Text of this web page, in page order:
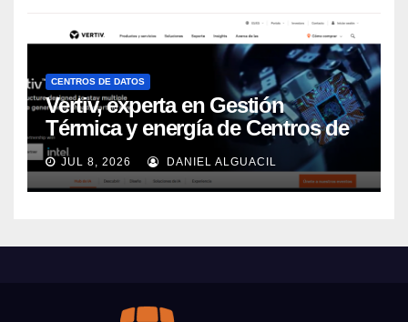
CENTROS DE DATOS
Vertiv, experta en Gestión
Térmica y energía de Centros de
Datos, sigue su crecimiento
imparable
JUL 8, 2026 DANIEL ALGUACIL